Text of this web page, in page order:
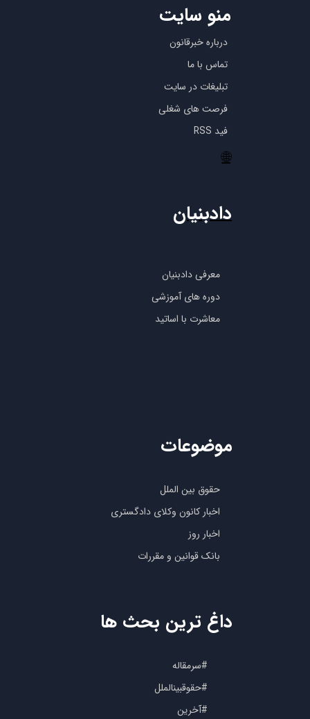
درباره خبرقانون
تماس با ما
تبلیغات در سایت
فرصت های شغلی
فید RSS
منو سایت
🌐
معرفی دادبنیان
دوره های آموزشی
معاشرت با اساتید
دادبنیان
حقوق بین الملل
اخبار کانون وکلای دادگستری
اخبار روز
بانک قوانین و مقررات
موضوعات
#سرمقاله
#حقوقبینالملل
#آخرین
داغ ترین بحث ها